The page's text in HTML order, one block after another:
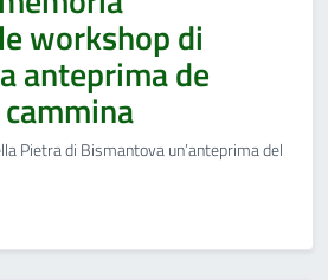
workshop di
anteprima de
cammina
Pietra di Bismantova un’anteprima del